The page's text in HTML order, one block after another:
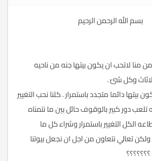
بسم الله الرحمن الرحيم
منا لاتحب ان يكون بيتها جنه من ناحيه
وكل شئ .
بيتها دائما متجدد باستمرار . كلنا نحب التغيير
تلعب دور كبير بالوقوف حائل بين ما نتمناه
الكل التغيير باستمرار وشراء كل ما
تعالي نتعاون من اجل ان نجعل بيوتنا